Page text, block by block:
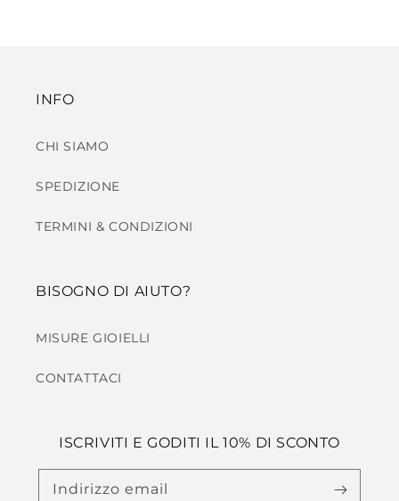
INFO
CHI SIAMO
SPEDIZIONE
TERMINI & CONDIZIONI
BISOGNO DI AIUTO?
MISURE GIOIELLI
CONTATTACI
ISCRIVITI E GODITI IL 10% DI SCONTO
Indirizzo email